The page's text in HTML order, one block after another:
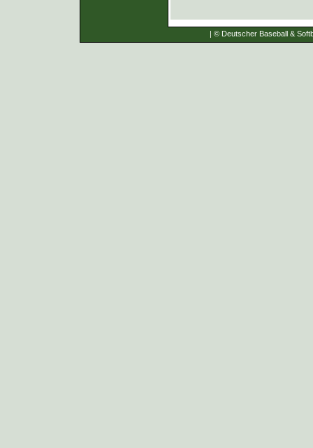
| © Deutscher Baseball &